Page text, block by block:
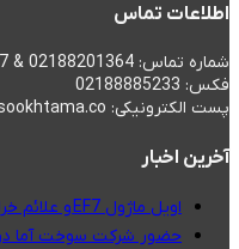
اطلاعات تماس
شماره تماس: 02188201364 & 09120807487
فکس: 02188885233
پست الکترونیکی: info@sookhtama.co
آخرین اخبار
اویل ماژول EF7 و علائم خرابی آن
حضور شرکت سوخت آما در